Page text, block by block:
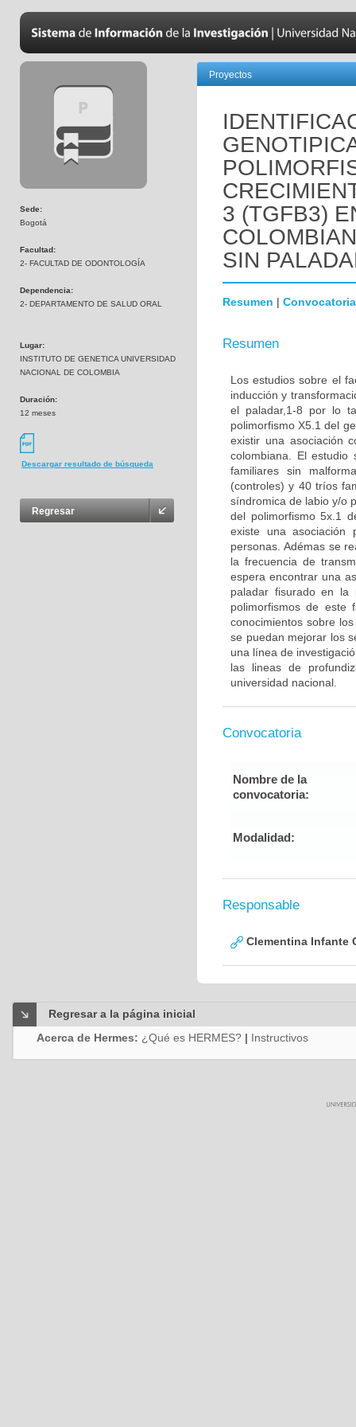
Sede:
Bogotá
Facultad:
2- FACULTAD DE ODONTOLOGÍA
Dependencia:
2- DEPARTAMENTO DE SALUD ORAL
Lugar:
INSTITUTO DE GENETICA UNIVERSIDAD
NACIONAL DE COLOMBIA
Duración:
12 meses
Descargar resultado de búsqueda
Regresar
Proyectos
3 (TGFB3)
SIN
Resumen | Convocatoria
Resumen
Los estudios sobre el
inducción y
el paladar,1-8 por lo
polimorfismo X5.1 del
existir una asociación
colombiana. El
familiares sin
(controles) y 40 tríos
síndromica de labio y/o
del polimorfismo 5x.1
existe una asociación
personas. Adémas se
la frecuencia de
espera encontrar una
paladar fisurado en la
polimorfismos de este
conocimientos sobre
se puedan mejorar los
una línea de
las lineas de
universidad nacional.
Convocatoria
Nombre de la
convocatoria:
Modalidad:
Responsable
Clementina Infante
Regresar a la página inicial
Acerca de Hermes: ¿Qué es HERMES? | Instructivos